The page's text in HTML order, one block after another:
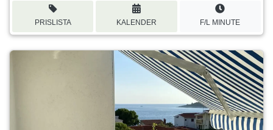
PRISLISTA KALENDER F/L MINUTE